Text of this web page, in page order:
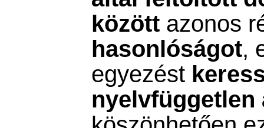
között azonos
hasonlóságot,
egyezést